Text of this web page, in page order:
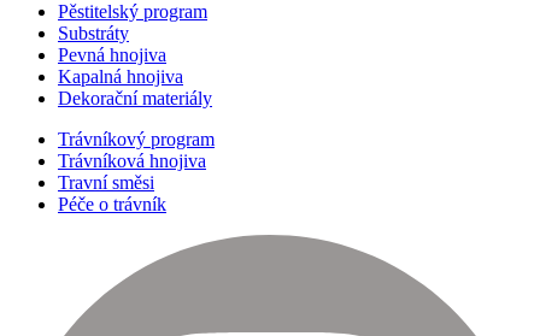
Pěstitelský program
Substráty
Pevná hnojiva
Kapalná hnojiva
Dekorační materiály
Trávníkový program
Trávníková hnojiva
Travní směsi
Péče o trávník